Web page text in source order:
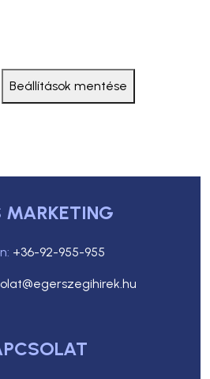
Beállítások mentése
MARKETING
+36-92-955-955